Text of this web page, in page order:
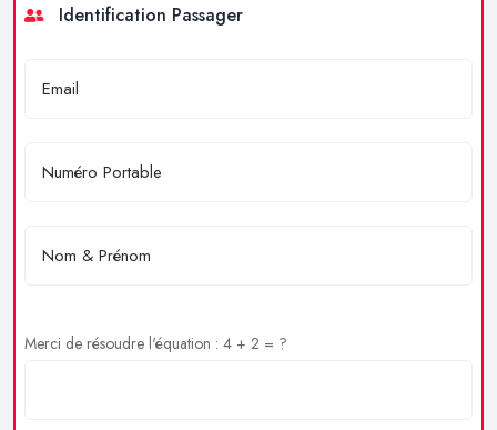
Identification Passager
Merci de résoudre l'équation : 4 + 2 = ?